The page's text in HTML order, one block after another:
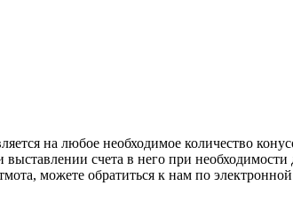
на любое необходимое количество
счета в него при необходимости
можете обратиться к нам по